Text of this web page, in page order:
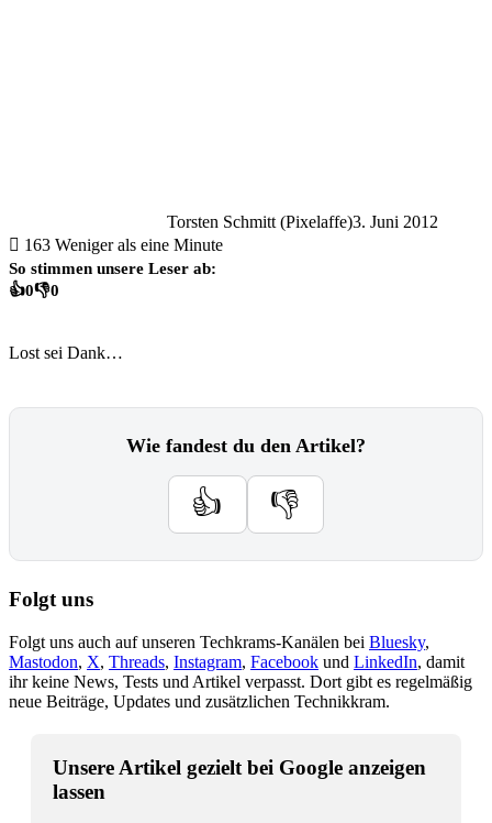
Torsten Schmitt (Pixelaffe)3. Juni 2012
163 Weniger als eine Minute
So stimmen unsere Leser ab:
👍0👎0
Lost sei Dank…
Wie fandest du den Artikel?
👍 👎
Folgt uns
Folgt uns auch auf unseren Techkrams-Kanälen bei Bluesky,
Mastodon, X, Threads, Instagram, Facebook und LinkedIn, damit
ihr keine News, Tests und Artikel verpasst. Dort gibt es regelmäßig
neue Beiträge, Updates und zusätzlichen Technikkram.
Unsere Artikel gezielt bei Google anzeigen
lassen